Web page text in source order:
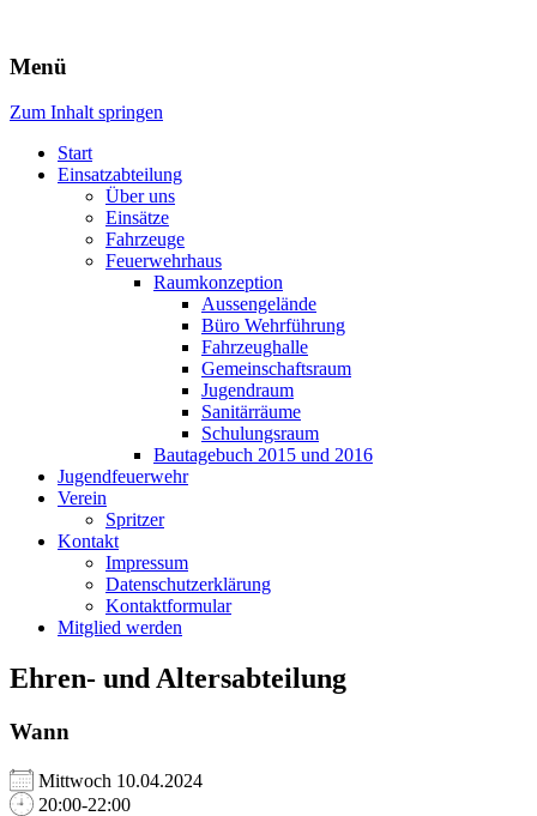
Freiwillige Feuerwehr Rodheim
v.d.H.
Menü
Zum Inhalt springen
Start
Einsatzabteilung
Über uns
Einsätze
Fahrzeuge
Feuerwehrhaus
Raumkonzeption
Aussengelände
Büro Wehrführung
Fahrzeughalle
Gemeinschaftsraum
Jugendraum
Sanitärräume
Schulungsraum
Bautagebuch 2015 und 2016
Jugendfeuerwehr
Verein
Spritzer
Kontakt
Impressum
Datenschutzerklärung
Kontaktformular
Mitglied werden
Ehren- und Altersabteilung
Wann
Mittwoch 10.04.2024
20:00-22:00